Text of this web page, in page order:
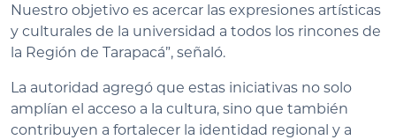
Nuestro objetivo es acercar las expresiones artísticas
y culturales de la universidad a todos los rincones de
la Región de Tarapacá”, señaló.
La autoridad agregó que estas iniciativas no solo
amplían el acceso a la cultura, sino que también
contribuyen a fortalecer la identidad regional y a